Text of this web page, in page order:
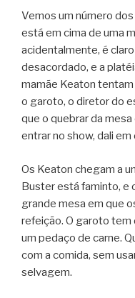
Vemos um número
está em cima de uma
acidentalmente, é
desacordado, e a
mamãe Keaton
o garoto, o diretor do
que o quebrar da
entrar no show, dali em
Os Keaton chegam a
Buster está faminto, e
grande mesa em que
refeição. O garoto
um pedaço de carne.
com a comida, sem
selvagem.